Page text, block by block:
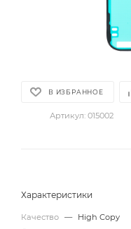
В ИЗБРАННОЕ
Артикул: 015002
Характеристики
Качество —
High Copy